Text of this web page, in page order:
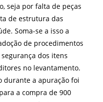
seja por falta de peças
de estrutura das
Soma-se a isso a
de procedimentos
dos itens
no levantamento.
durante a apuração foi
a compra de 900